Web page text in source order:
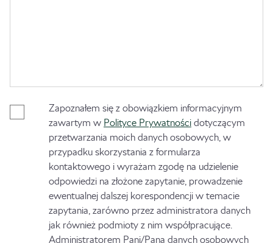
Zapoznałem się z obowiązkiem informacyjnym
zawartym w Polityce Prywatności dotyczącym
przetwarzania moich danych osobowych, w
przypadku skorzystania z formularza
kontaktowego i wyrażam zgodę na udzielenie
odpowiedzi na złożone zapytanie, prowadzenie
ewentualnej dalszej korespondencji w temacie
zapytania, zarówno przez administratora danych
jak również podmioty z nim współpracujące.
Administratorem Pani/Pana danych osobowych